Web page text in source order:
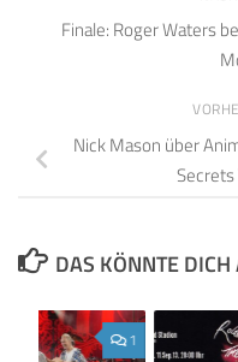
Finale: Roger Waters
Nick Mason über
DAS KÖNNTE
1